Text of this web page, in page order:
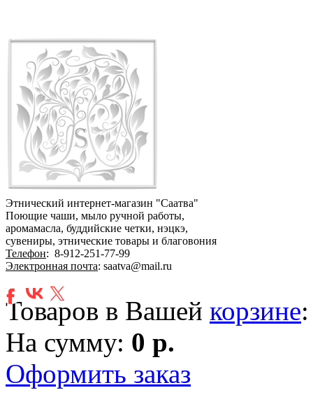
Этнический интернет-магазин "Саатва"
Поющие чаши, мыло ручной работы,
аромамасла, буддийские четки, нэцкэ,
сувениры, этнические товары и благовония
Телефон: 8-912-251-77-99
Электронная почта: saatva@mail.ru
Товаров в Вашей корзине
На сумму: 0 р.
Оформить заказ